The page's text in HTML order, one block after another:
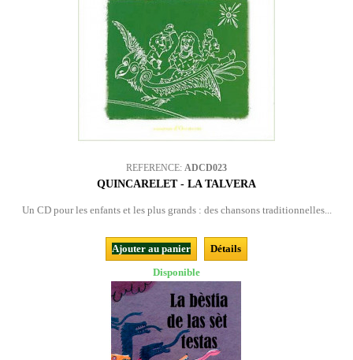
REFERENCE: ADCD023
QUINCARELET - LA TALVERA
Un CD pour les enfants et les plus grands : des chansons traditionnelles...
Ajouter au panier
Détails
Disponible